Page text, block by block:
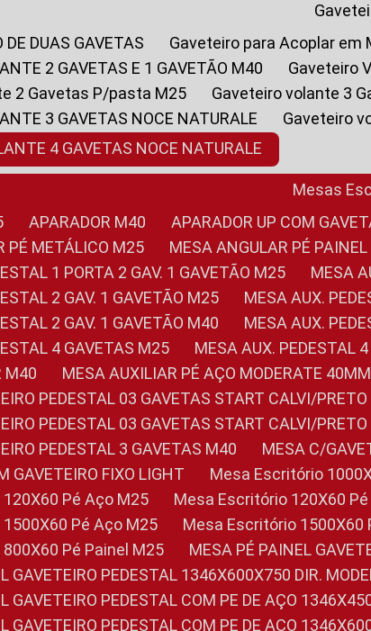
DE DUAS GAVETAS
Gaveteiro para Acoplar em
2 GAVETAS E 1 GAVETÃO M40
2 Gavetas P/pasta M25
Gaveteiro volante 3
3 GAVETAS NOCE NATURALE
Gaveteiro
4 GAVETAS NOCE NATURALE
Mesas
APARADOR M40 APARADOR UP COM
PÉ METÁLICO M25
MESA ANGULAR PÉ
1 PORTA 2 GAV. 1 GAVETÃO M25
MESA
2 GAV. 1 GAVETÃO M25
MESA AUX.
2 GAV. 1 GAVETÃO M40
MESA AUX.
4 GAVETAS M25
MESA AUX. PEDESTAL
M40
MESA AUXILIAR PÉ AÇO MODERATE 40MM
PEDESTAL 03 GAVETAS START CALVI/PRETO
PEDESTAL 03 GAVETAS START CALVI/PRETO
PEDESTAL 3 GAVETAS M40
MESA C/
GAVETEIRO FIXO LIGHT
Mesa Escritório
120X60 Pé Aço M25
Mesa Escritório 120X60
1500X60 Pé Aço M25
Mesa Escritório
800X60 Pé Painel M25
MESA PÉ PAINEL
GAVETEIRO PEDESTAL 1346X600X750 DIR.
GAVETEIRO PEDESTAL COM PE DE AÇO
GAVETEIRO PEDESTAL COM PE DE AÇO